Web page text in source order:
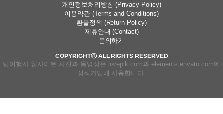
개인정보처리방침 (Privacy Policy)
이용약관 (Terms and Conditions)
환불정책 (Return Policy)
제휴안내 (Contact)
문의하기
COPYRIGHTⓒ ALL RIGHTS RESERVED
탑여행사 웹사이트 사진과 동영상은 lovepik.com과 elements.envato.com에
정식가입해 사용합니다.